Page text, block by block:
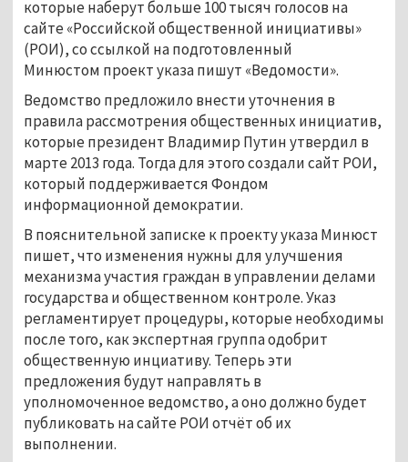
которые наберут больше 100 тысяч голосов на
сайте «Российской общественной инициативы»
(РОИ), со ссылкой на подготовленный
Минюстом проект указа пишут «Ведомости».
Ведомство предложило внести уточнения в
правила рассмотрения общественных инициатив,
которые президент Владимир Путин утвердил в
марте 2013 года. Тогда для этого создали сайт РОИ,
который поддерживается Фондом
информационной демократии.
В пояснительной записке к проекту указа Минюст
пишет, что изменения нужны для улучшения
механизма участия граждан в управлении делами
государства и общественном контроле. Указ
регламентирует процедуры, которые необходимы
после того, как экспертная группа одобрит
общественную инциативу. Теперь эти
предложения будут направлять в
уполномоченное ведомство, а оно должно будет
публиковать на сайте РОИ отчёт об их
выполнении.